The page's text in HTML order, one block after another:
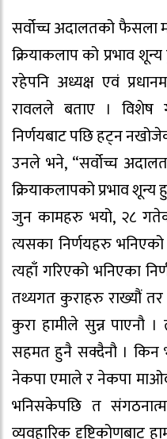
सर्वोच्च अदालतको फैसला
क्रियाकलाप को प्रभाव
रहेपनि अध्यक्ष एवं
रावलले बताए । विशेष
निर्णयबाट पछि हट्न
उनले भने, “सर्वोच्च
क्रियाकलापको प्रभाव शून्य
जुन कामहरु भयो, २८
त्यसका निर्णयहरु
त्यहाँ गरिएको भनिएका
तथ्यगत कुराहरु राख्यौं
कुरा हामीले सुन्न पाएनौ
सहमत हुनै सक्दैनौ । किन
नेकपा एमाले र नेकपा
भनिसकेपछि त